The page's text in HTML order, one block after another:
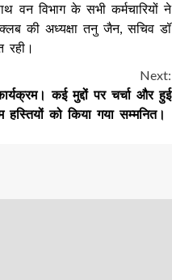
वन विभाग के सभी कर्मचारियों ने
की अध्यक्षा तनु जैन, सचिव डॉ
रही।
Next:
कई मुद्दों पर चर्चा और हुई
हस्तियों को किया गया सम्मनित।